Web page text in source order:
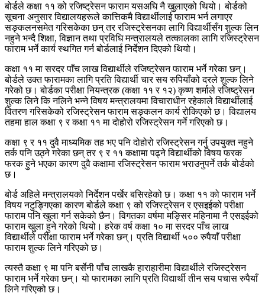
बोर्डले कक्षा ११ को रजिष्ट्रेसन फाराम यसअघि नै खुलाएको थियो। बोर्डको
सूचना अनुसार विद्यालयहरूले कात्तिकमै विद्यार्थीलाई फाराम भर्न लगाएर
सङ्कलनसमेत गरिसकेका छन् तर रजिस्ट्रेसनका लागि विद्यार्थीसँग शुल्क लिन
नहुने भन्दै शिक्षा, विज्ञान तथा प्रविधि मन्त्रालयले तत्कालका लागि रजिस्ट्रेसन
फाराम भर्ने कार्य स्थगित गर्न बोर्डलाई निर्देशन दिएको थियो।
कक्षा ११ मा सरदर पाँच लाख विद्यार्थीले रजिष्ट्रेसन फाराम भर्ने गरेका छन्।
बोर्डले उक्त फारामका लागि प्रति विद्यार्थी चार सय रुपियाँको दरले शुल्क लिने
गरेको छ। बोर्डका परीक्षा नियन्त्रक (कक्षा ११ र १२) कृष्ण शर्माले रजिष्ट्रेसन
शुल्क लिने कि नलिने भन्ने विषय मन्त्रालयमा विचाराधीन रहेकाले विद्यार्थीलाई
वितरण गरिसकेको रजिस्ट्रेसन फाराम सङ्कलन कार्य रोकिएको छ। विद्यालय
तहमा हाल कक्षा ९ र कक्षा ११ मा दोहोरो रजिस्ट्रेसन गर्ने गरिएको छ।
कक्षा ९ र ११ दुवै माध्यमिक तह भए पनि दोहोरो रजिस्ट्रेसन गर्नु उपयुक्त नहुने
तर्क पनि उठ्ने गरेका छन् तर ९ र ११ कक्षामा पढ्ने विद्यार्थीको विषय फरक
फरक हुने भएका कारण दुवै कक्षामा रजिस्ट्रेसन फाराम भराउनुपर्ने तर्क बोर्डको
छ।
बोर्ड अहिले मन्त्रालयको निर्देशन पर्खेर बसिरहेको छ। कक्षा ११ को फाराम भर्ने
विषय नटुङ्गिएका कारण बोर्डले कक्षा ९ को रजिस्ट्रेसन र एसइईको परीक्षा
फाराम पनि खुला गर्न सकेको छैन। विगतका वर्षमा मङ्सिर महिनामा नै एसइईको
फाराम खुला हुने गरेको थियो। हरेक वर्ष कक्षा १० मा सरदर पाँच लाख
विद्यार्थीले परीक्षा फाराम भर्ने गरेका छन्। प्रति विद्यार्थी ५०० रुपैयाँ परीक्षा
फाराम शुल्क लिने गरिएको छ।
त्यस्तै कक्षा ९ मा पनि बर्सेनी पाँच लाखकै हाराहारीमा विद्यार्थीले रजिस्ट्रेसन
फाराम भर्ने गरेका छन्। यो फारामका लागि प्रति विद्यार्थी तीन सय पचास रुपैयाँ
लिने गरिएको छ।